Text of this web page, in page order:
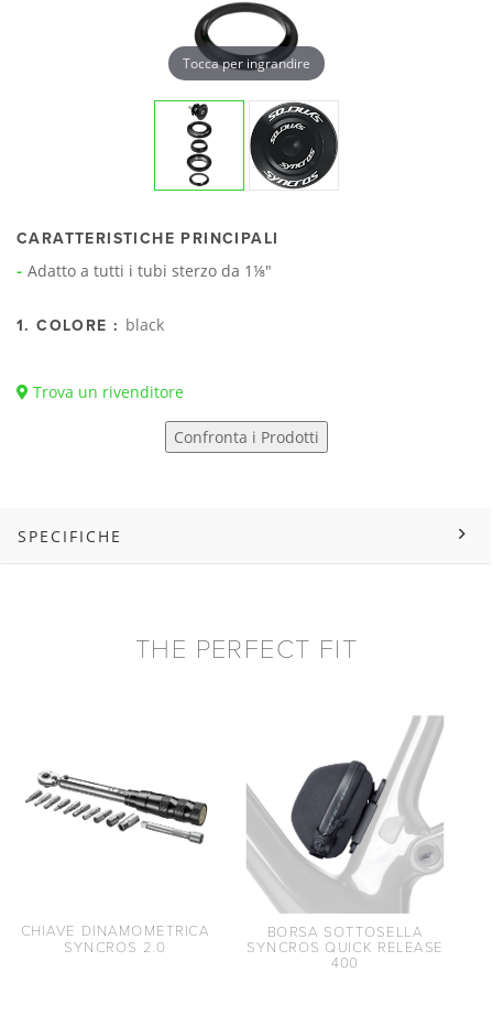
Tocca per ingrandire
CARATTERISTICHE PRINCIPALI
Adatto a tutti i tubi sterzo da 1⅛"
1. COLORE : black
Trova un rivenditore
Confronta i Prodotti
SPECIFICHE
THE PERFECT FIT
CHIAVE DINAMOMETRICA
SYNCROS 2.0
BORSA SOTTOSELLA
SYNCROS QUICK RELEASE
400